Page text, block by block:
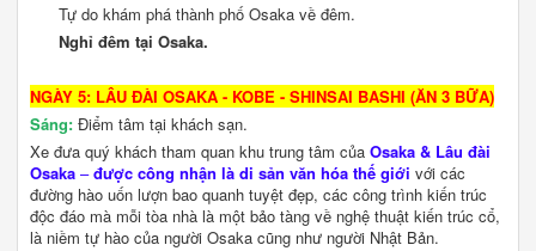
Tự do khám phá thành phố Osaka về đêm.
Nghỉ đêm tại Osaka.
NGÀY 5: LÂU ĐÀI OSAKA - KOBE - SHINSAI BASHI (ĂN 3 BỮA)
Sáng: Điểm tâm tại khách sạn.
Xe đưa quý khách tham quan khu trung tâm củaOsaka & Lâu đài
Osaka–được công nhận là di sản văn hóa thế giớivới các
đường hào uốn lượn bao quanh tuyệt đẹp, các công trình kiến trúc
độc đáo mà mỗi tòa nhà là một bảo tàng về nghệ thuật kiến trúc cổ,
là niềm tự hào của người Osaka cũng như người Nhật Bản.